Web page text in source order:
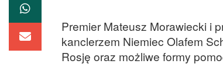
Premier Mateusz Morawiecki i
kanclerzem Niemiec Olafem
Rosję oraz możliwe formy